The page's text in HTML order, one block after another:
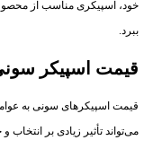
خود، اسپیکری مناسب از
ببرد.
قیمت اسپیکر
قیمت اسپیکرهای سونی به
می‌تواند تأثیر زیادی بر